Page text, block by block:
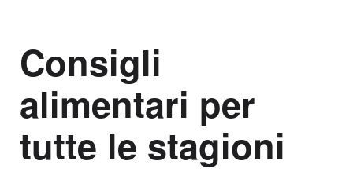
Consigli
alimentari per
tutte le stagioni